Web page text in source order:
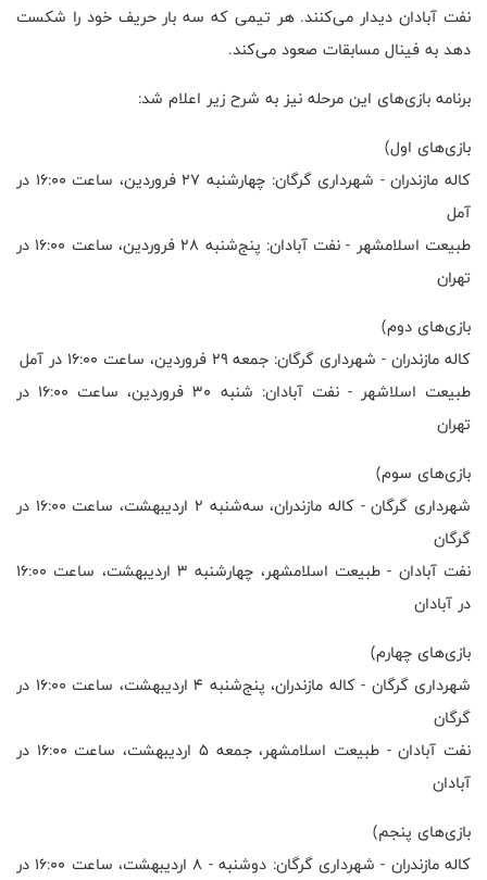
نفت آبادان دیدار می‌کنند. هر تیمی که سه بار حریف خود را شکست
دهد به فینال مسابقات صعود می‌کند.
برنامه بازی‌های این مرحله نیز به شرح زیر اعلام شد:
بازی‌های اول)
کاله مازندران - شهرداری گرگان: چهارشنبه ۲۷ فروردین، ساعت ۱۶:۰۰ در
آمل
طبیعت اسلامشهر - نفت آبادان: پنج‌شنبه ۲۸ فروردین، ساعت ۱۶:۰۰ در
تهران
بازی‌های دوم)
کاله مازندران - شهرداری گرگان: جمعه ۲۹ فروردین، ساعت ۱۶:۰۰ در آمل
طبیعت اسلاشهر - نفت آبادان: شنبه ۳۰ فروردین، ساعت ۱۶:۰۰ در
تهران
بازی‌های سوم)
شهرداری گرگان - کاله مازندران، سه‌شنبه ۲ اردیبهشت، ساعت ۱۶:۰۰ در
گرگان
نفت آبادان - طبیعت اسلامشهر، چهارشنبه ۳ اردیبهشت، ساعت ۱۶:۰۰
در آبادان
بازی‌های چهارم)
شهرداری گرگان - کاله مازندران، پنج‌شنبه ۴ اردیبهشت، ساعت ۱۶:۰۰ در
گرگان
نفت آبادان - طبیعت اسلامشهر، جمعه ۵ اردیبهشت، ساعت ۱۶:۰۰ در
آبادان
بازی‌های پنجم)
کاله مازندران - شهرداری گرگان: دوشنبه - ۸ اردیبهشت، ساعت ۱۶:۰۰ در